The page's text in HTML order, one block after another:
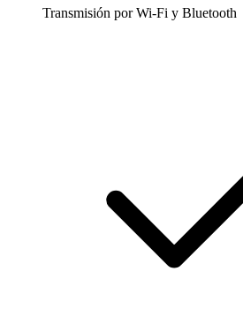
Transmisión por Wi-Fi y Bluetooth